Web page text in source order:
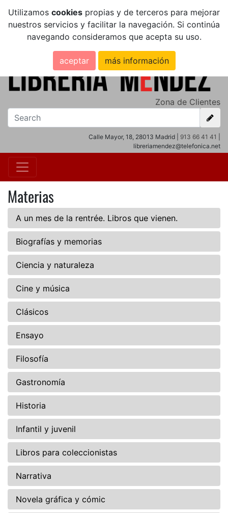
Utilizamos cookies propias y de terceros para mejorar
nuestros servicios y facilitar la navegación. Si continúa
navegando consideramos que acepta su uso.
aceptar más información
Zona de Clientes
Calle Mayor, 18, 28013 Madrid | 913 66 41 41
libreriamendez@telefonica.net
Materias
A un mes de la rentrée. Libros que vienen.
Biografías y memorias
Ciencia y naturaleza
Cine y música
Clásicos
Ensayo
Filosofía
Gastronomía
Historia
Infantil y juvenil
Libros para coleccionistas
Narrativa
Novela gráfica y cómic